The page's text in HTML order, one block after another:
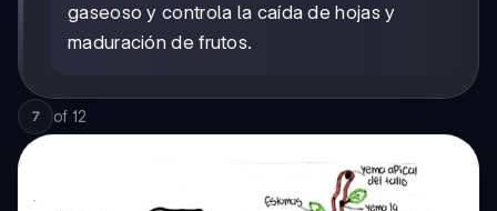
gaseoso y controla la caída de hojas y
maduración de frutos.
7 of 12